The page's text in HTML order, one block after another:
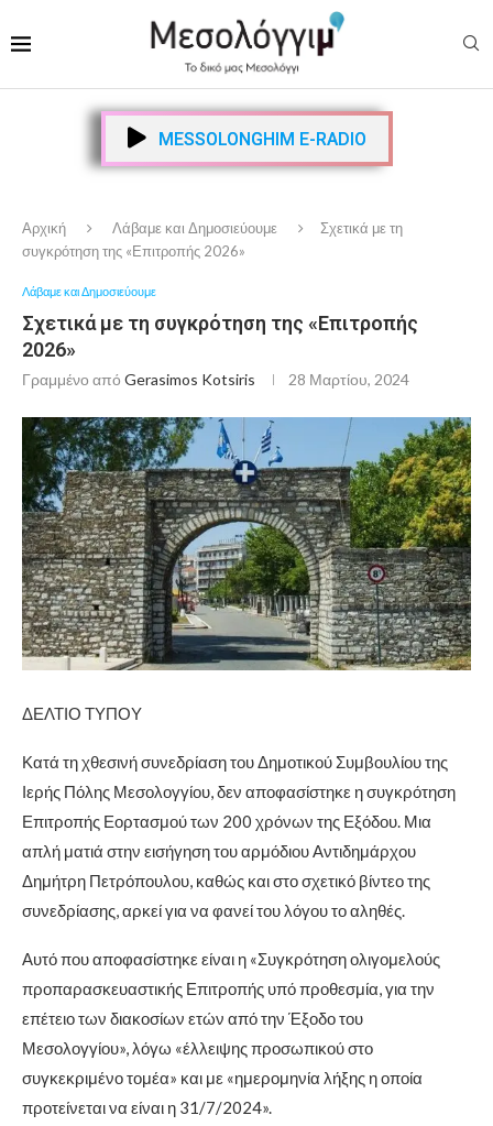
MESSOLONGHIM E-RADIO
Αρχική Λάβαμε και Δημοσιεύουμε
Σχετικά με τη
συγκρότηση της «Επιτροπής 2026»
Λάβαμε και Δημοσιεύουμε
Σχετικά με τη συγκρότηση της «Επιτροπής
2026»
Γραμμένο από Gerasimos Kotsiris 28 Μαρτίου, 2024
ΔΕΛΤΙΟ ΤΥΠΟΥ
Κατά τη χθεσινή συνεδρίαση του Δημοτικού Συμβουλίου της
Ιερής Πόλης Μεσολογγίου, δεν αποφασίστηκε η συγκρότηση
Επιτροπής Εορτασμού των 200 χρόνων της Εξόδου. Μια
απλή ματιά στην εισήγηση του αρμόδιου Αντιδημάρχου
Δημήτρη Πετρόπουλου, καθώς και στο σχετικό βίντεο της
συνεδρίασης, αρκεί για να φανεί του λόγου το αληθές.
Αυτό που αποφασίστηκε είναι η «Συγκρότηση ολιγομελούς
προπαρασκευαστικής Επιτροπής υπό προθεσμία, για την
επέτειο των διακοσίων ετών από την Έξοδο του
Μεσολογγίου», λόγω «έλλειψης προσωπικού στο
συγκεκριμένο τομέα» και με «ημερομηνία λήξης η οποία
προτείνεται να είναι η 31/7/2024».